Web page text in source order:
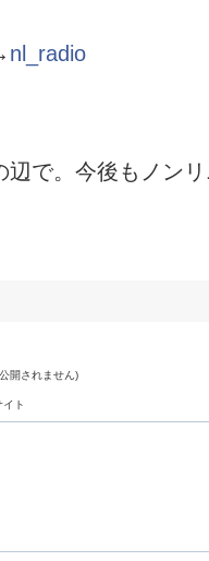
nl_radio
辺で。今後もノン
開されません)
イト